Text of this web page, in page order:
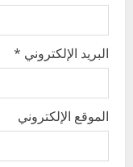
البريد الإلكتروني *
الموقع الإلكتروني